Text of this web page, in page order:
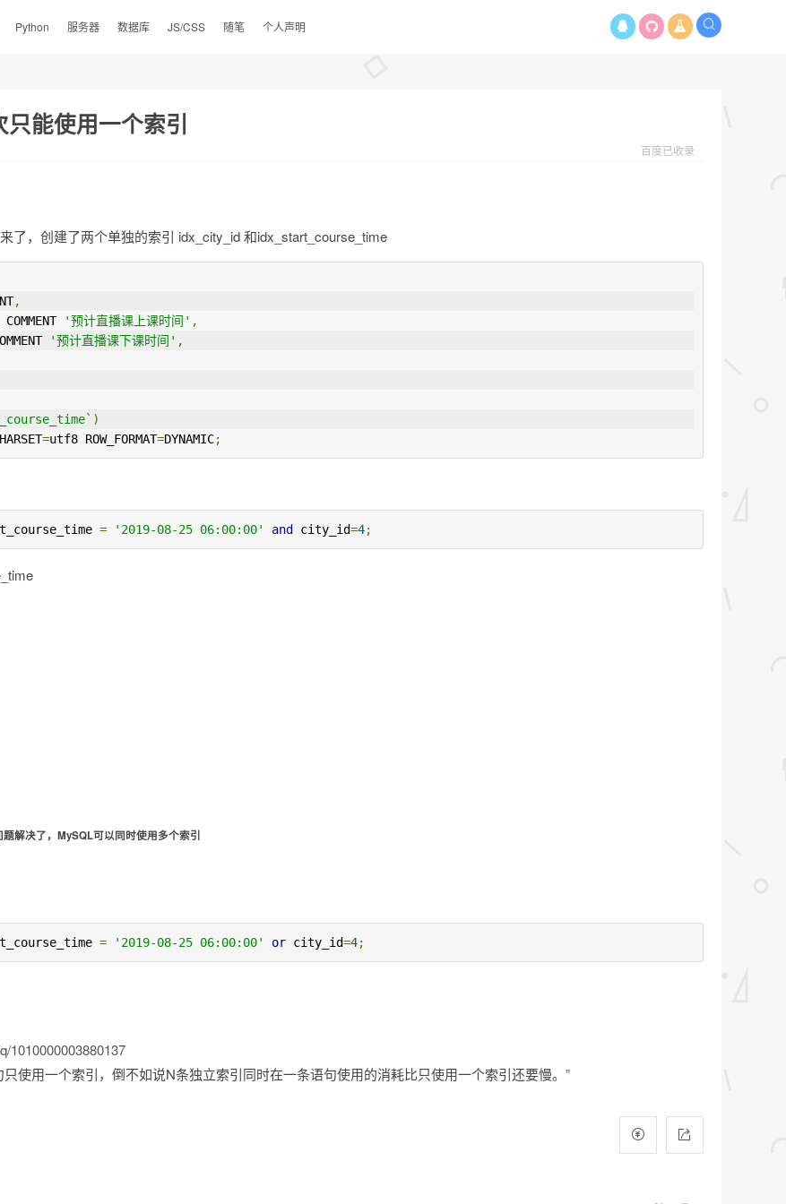
Python 服务器 数据库 JS/CSS 随笔 个人声明
能使用一个索引
百度已收录
了，创建了两个单独的索引 idx_city_id 和idx_start_course_time
,
'预计直播课上课时间' ,
'预计直播课下课时间' ,
)
=utf8 ROW_FORMAT=DYNAMIC;
= '2019-08-25 06:00:00' and city_id=4;
解决了，MySQL可以同时使用多个索引
= '2019-08-25 06:00:00' or city_id=4;
1010000003880137
使用一个索引，倒不如说N条独立索引同时在一条语句使用的消耗比只使用一个索引还要慢。”